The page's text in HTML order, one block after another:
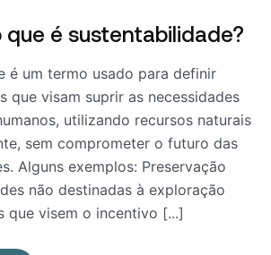
que é sustentabilidade?
é um termo usado para definir
que visam suprir as necessidades
utilizando recursos naturais
sem comprometer o futuro das
Alguns exemplos: Preservação
não destinadas à exploração
que visem o incentivo [...]